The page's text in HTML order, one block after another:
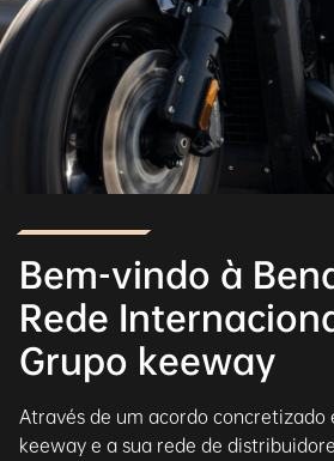
Bem-vindo à
Rede
Grupo keeway
Através de um acordo concretizado
keeway e a sua rede de